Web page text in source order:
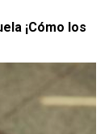
¡Cómo los